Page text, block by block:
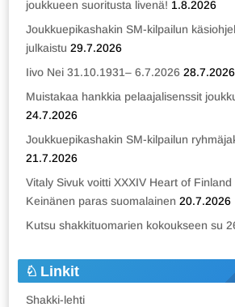
joukkueen suoritusta livenä! 1.8.2026
Joukkuepikashakin SM-kilpailun
julkaistu 29.7.2026
Iivo Nei 31.10.1931– 6.7.2026 28.7.2026
Muistakaa hankkia pelaajalisenssit
24.7.2026
Joukkuepikashakin SM-kilpailun
21.7.2026
Vitaly Sivuk voitti XXXIV Heart of
Keinänen paras suomalainen 20.7.2026
Kutsu shakkituomarien kokoukseen su
Linkit
Shakki-lehti